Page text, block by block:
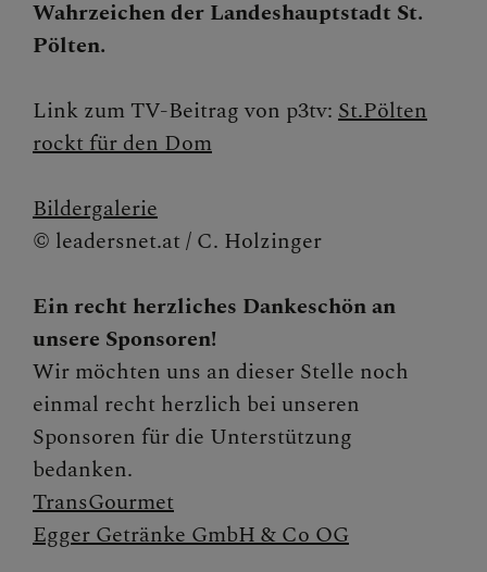
Wahrzeichen der Landeshauptstadt St.
Pölten.
Link zum TV-Beitrag von p3tv: St.Pölten
rockt für den Dom
Bildergalerie
© leadersnet.at / C. Holzinger
Ein recht herzliches Dankeschön an
unsere Sponsoren!
Wir möchten uns an dieser Stelle noch
einmal recht herzlich bei unseren
Sponsoren für die Unterstützung
bedanken.
TransGourmet
Egger Getränke GmbH & Co OG